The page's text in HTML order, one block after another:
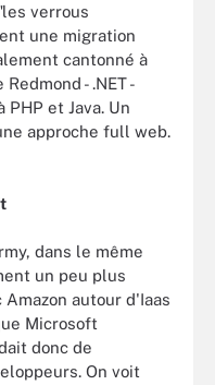
verrous
une migration
cantonné à
- .NET -
PHP et Java. Un
approche full web.
dans le même
un peu plus
autour d'Iaas
Microsoft
donc de
On voit